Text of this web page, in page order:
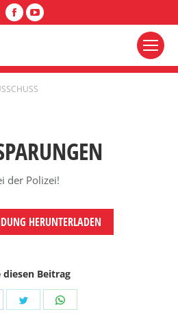
FacebookYouTube
der Polizei!
HERUNTERLADEN
diesen Beitrag
Share
Share